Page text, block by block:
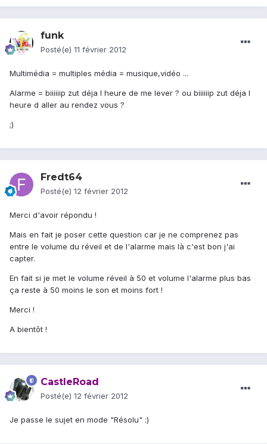
funk
Posté(e) 11 février 2012
Multimédia = multiples média = musique,vidéo ...
Alarme = biiiiiip zut déja l heure de me lever ? ou biiiiiip zut déja l
heure d aller au rendez vous ?
;)
Fredt64
Posté(e) 12 février 2012
Merci d'avoir répondu !
Mais en fait je poser cette question car je ne comprenez pas
entre le volume du réveil et de l'alarme mais là c'est bon j'ai
capter.
En fait si je met le volume réveil à 50 et volume l'alarme plus bas
ça reste à 50 moins le son et moins fort !
Merci !
A bientôt !
CastleRoad
Posté(e) 12 février 2012
Je passe le sujet en mode "Résolu" :)